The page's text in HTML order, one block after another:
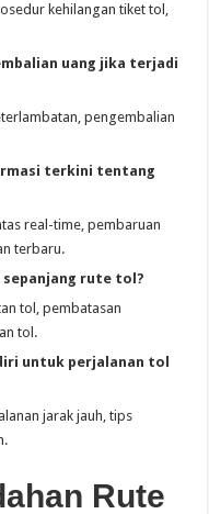
kehilangan tiket tol,
uang jika terjadi
pengembalian
terkini tentang
real-time, pembaruan
terbaru.
sepanjang rute tol?
tol, pembatasan
tol.
untuk perjalanan tol
jarak jauh, tips
Rute